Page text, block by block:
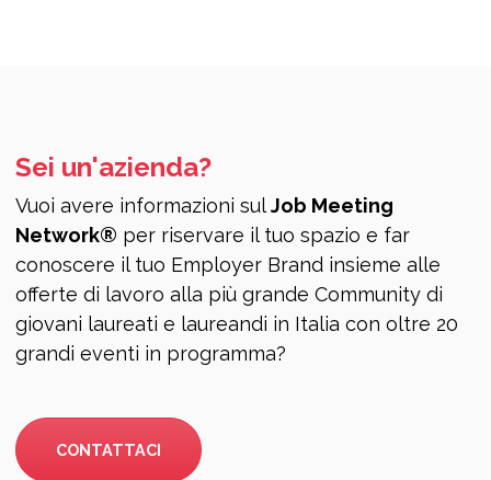
Sei un'azienda?
Vuoi avere informazioni sulJob Meeting
Network® per riservare il tuo spazio e far
conoscere il tuo Employer Brand insieme alle
offerte di lavoro alla più grande Community di
giovani laureati e laureandi in Italia con oltre 20
grandi eventi in programma?
CONTATTACI